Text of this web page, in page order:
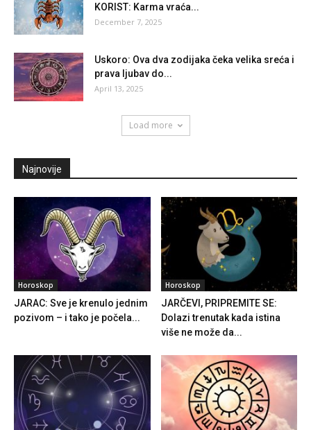
KORIST: Karma vraća...
December 7, 2025
Uskoro: Ova dva zodijaka čeka velika sreća i
prava ljubav do...
April 13, 2025
Load more
Najnovije
Horoskop
JARAC: Sve je krenulo jednim
pozivom – i tako je počela...
Horoskop
JARČEVI, PRIPREMITE SE:
Dolazi trenutak kada istina
više ne može da...